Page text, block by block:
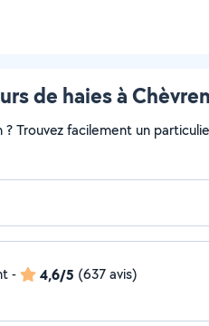
de haies à
Trouvez facilement un
- 4,6/5 (637 avis)